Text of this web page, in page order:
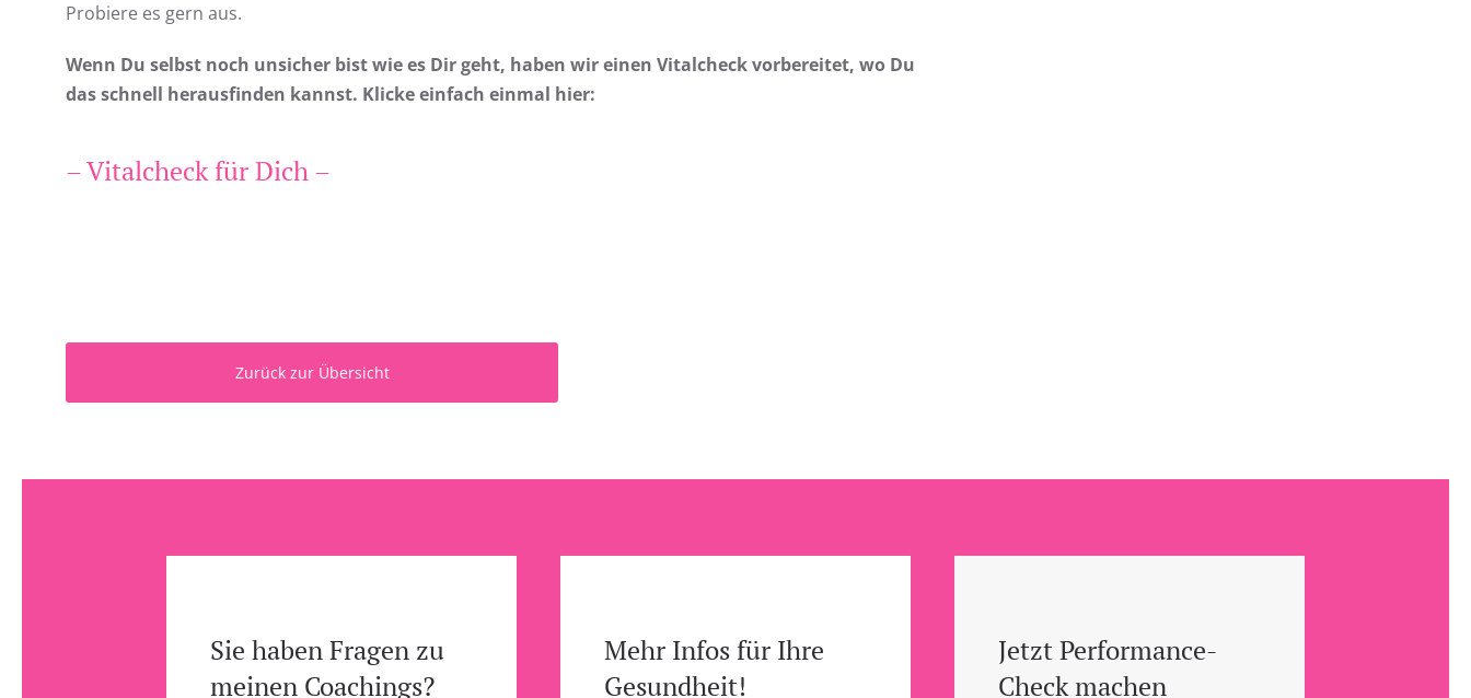
Probiere es gern aus.
Wenn Du selbst noch unsicher bist wie es Dir geht, haben wir einen Vitalcheck vorbereitet, wo Du
das schnell herausfinden kannst. Klicke einfach einmal hier:
– Vitalcheck für Dich –
Zurück zur Übersicht
Sie haben Fragen zu
meinen Coachings?
Mehr Infos für Ihre
Gesundheit!
Jetzt Performance-
Check machen